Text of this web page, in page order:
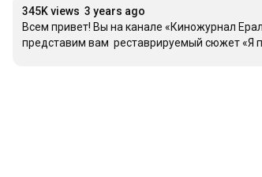
345K views 3 years ago
Всем привет! Вы на канале «Киножурнал
представим вам  реставрируемый сюжет «Я